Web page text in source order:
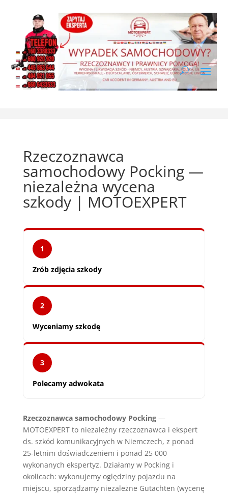
Rzeczoznawca
samochodowy Pocking —
niezależna wycena
szkody | MOTOEXPERT
1
Zrób zdjęcia szkody
2
Wyceniamy szkodę
3
Polecamy adwokata
Rzeczoznawca samochodowy Pocking—
MOTOEXPERT to niezależny rzeczoznawca i ekspert
ds. szkód komunikacyjnych w Niemczech, z ponad
25-letnim doświadczeniem i ponad 25 000
wykonanych ekspertyz. Działamy w Pocking i
okolicach: wykonujemy oględziny pojazdu na
miejscu, sporządzamy niezależne Gutachten (wycenę